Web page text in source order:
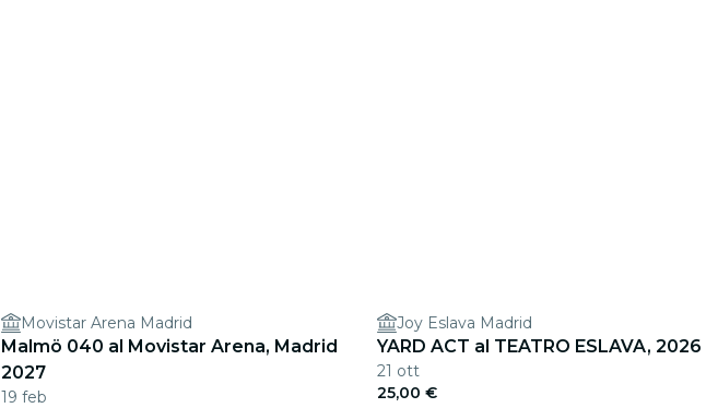
Movistar Arena Madrid
Malmö 040 al Movistar Arena, Madrid
2027
19 feb
Joy Eslava Madrid
YARD ACT al TEATRO ESLAVA, 2026
21 ott
25,00 €